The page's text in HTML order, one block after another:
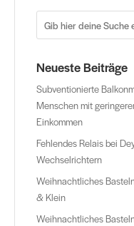
Neueste Beiträge
Subventionierte
Menschen mit
Einkommen
Fehlendes Relais bei
Wechselrichtern
Weihnachtliches
& Klein
Weihnachtliches